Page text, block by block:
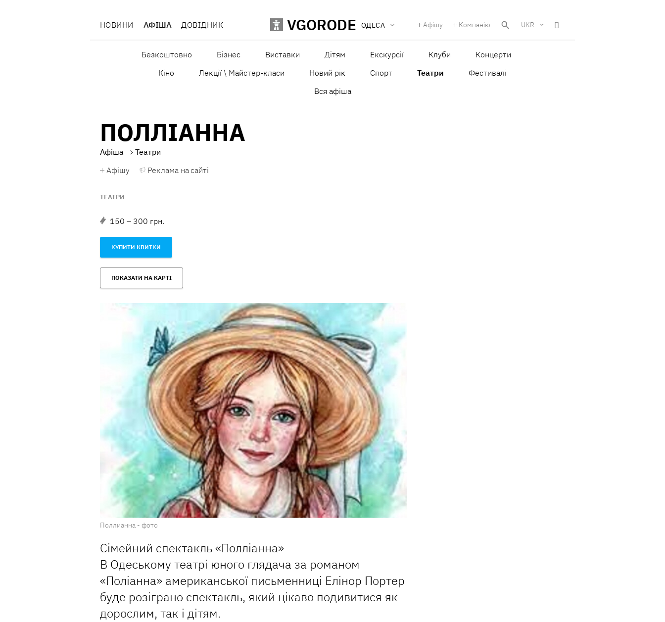
НОВИНИ АФІША ДОВІДНИК VGORODE ОДЕСА Афішу Компанію UKR
Безкоштовно Бізнес Виставки Дітям Екскурсії Клуби
Концерти
Кіно
Лекції \ Майстер-класи Новий рік Спорт Театри
Фестивалі
Вся афіша
ПОЛЛІАННА
Афіша
Театри
Афішу
Реклама на сайті
ТЕАТРИ
150 – 300 грн.
КУПИТИ КВИТКИ
ПОКАЗАТИ НА КАРТІ
Поллианна - фото
Сімейний спектакль «Полліанна»
В Одеському театрі юного глядача за романом
«Поліанна» американської письменниці Елінор Портер
буде розіграно спектакль, який цікаво подивитися як
дорослим, так і дітям.